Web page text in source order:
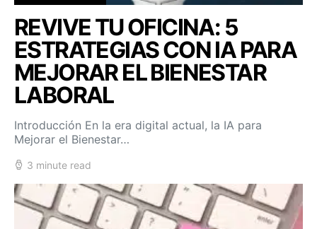
REVIVE TU OFICINA: 5
ESTRATEGIAS CON IA PARA
MEJORAR EL BIENESTAR
LABORAL
Introducción En la era digital actual, la IA para
Mejorar el Bienestar…
3 minute read